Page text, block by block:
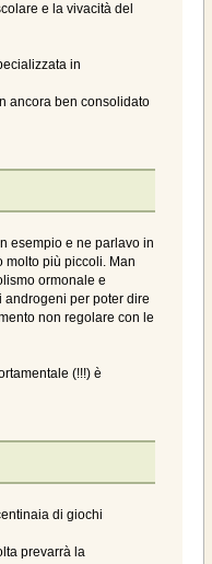
e la vivacità del
in
ancora ben consolidato
esempio e ne parlavo in
molto più piccoli. Man
ormonale e
androgeni per poter dire
non regolare con le
(!!!) è
di giochi
prevarrà la